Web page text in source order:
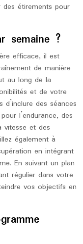
des étirements pour
semaine ?
efficace, il est
de manière
au long de la
et de votre
des séances
l’endurance, des
vitesse et des
également à
en intégrant
En suivant un plan
régulier dans votre
vos objectifs en